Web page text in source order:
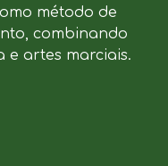
método de
combinando
e artes marciais.